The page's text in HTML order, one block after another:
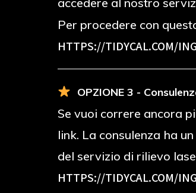
Per procedere con
HTTPS://TIDYCAL.COM/
OPZIONE 3 -
Se vuoi correre ancora
link. La consulenza ha
del servizio di rilievo
HTTPS://TIDYCAL.COM/